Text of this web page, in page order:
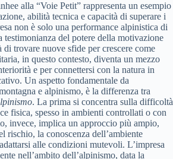
alla “Voie Petit” rappresenta un esempio
abilità tecnica e capacità di superare i
non è solo una performance alpinistica di
testimonianza del potere della motivazione
di trovare nuove sfide per crescere come
in questo contesto, diventa un mezzo
e per connettersi con la natura in
Un aspetto fondamentale da
e alpinismo, è la differenza tra
. La prima si concentra sulla difficoltà
fisica, spesso in ambienti controllati o con
invece, implica un approccio più ampio,
rischio, la conoscenza dell’ambiente
alle condizioni mutevoli. L’impresa
nell’ambito dell’alpinismo, data la